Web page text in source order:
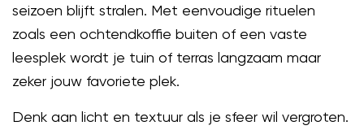
seizoen blijft stralen. Met eenvoudige rituelen
zoals een ochtendkoffie buiten of een vaste
leesplek wordt je tuin of terras langzaam maar
zeker jouw favoriete plek.
Denk aan licht en textuur als je sfeer wil vergroten.